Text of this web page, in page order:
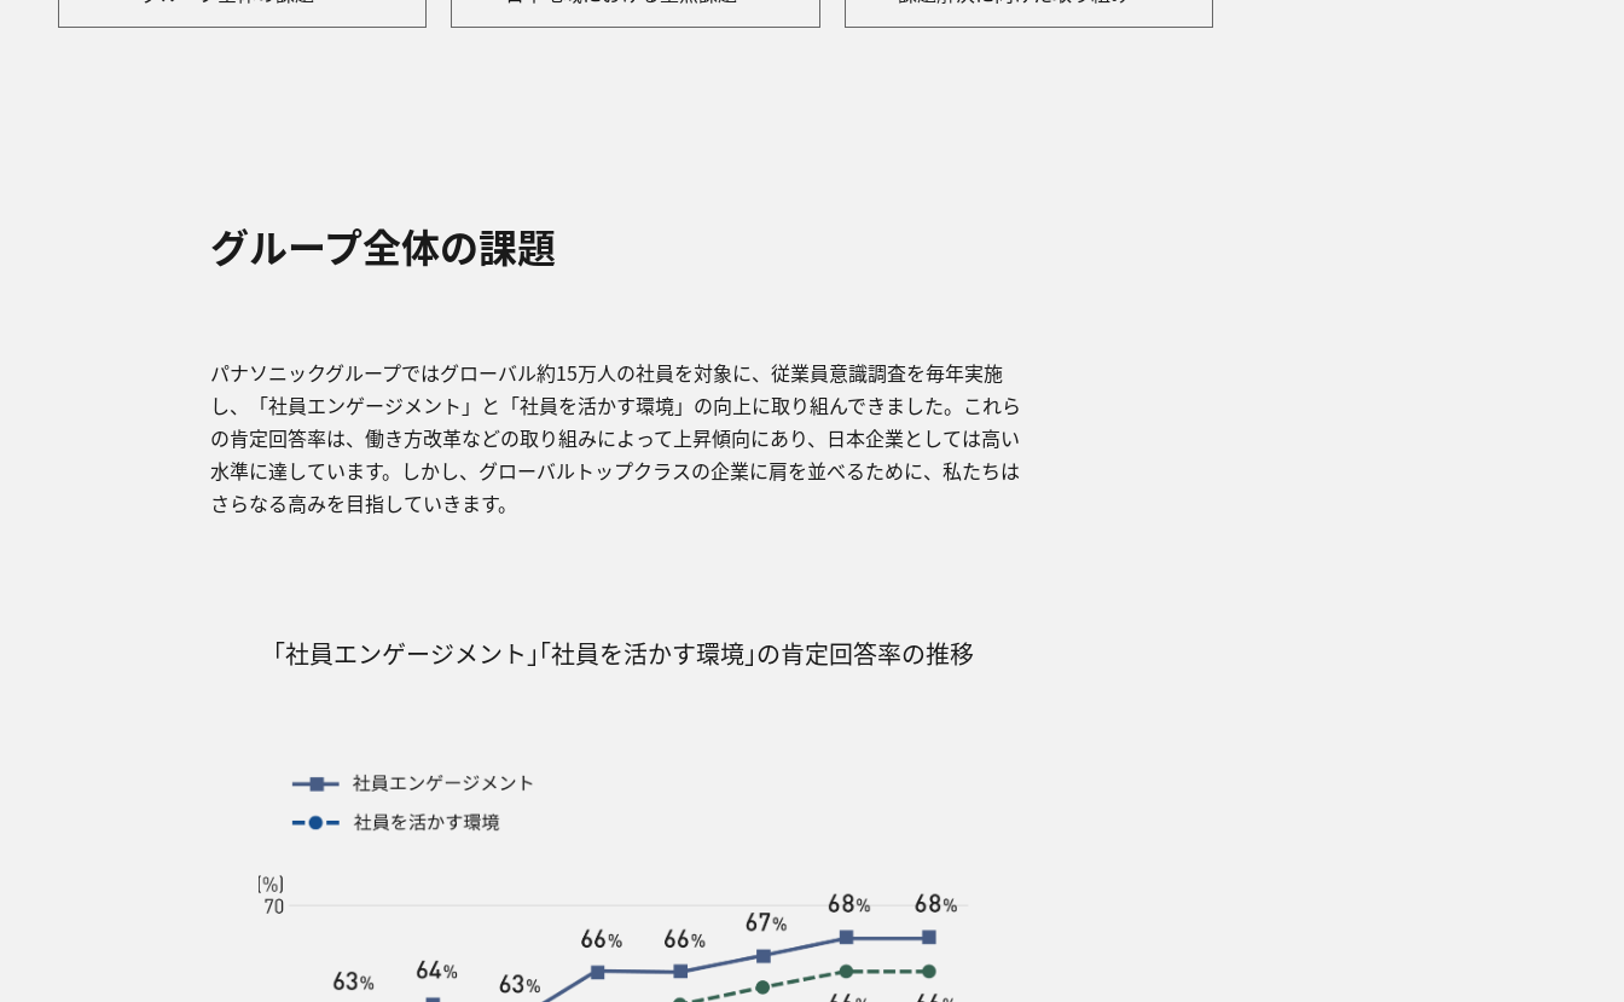
グループ全体の課題
パナソニックグループではグローバル約15万⼈の社員を対象に、従業員意識調査を毎年実施
し、「社員エンゲージメント」と「社員を活かす環境」の向上に取り組んできました。これら
の肯定回答率は、働き⽅改⾰などの取り組みによって上昇傾向にあり、⽇本企業としては⾼い
⽔準に達しています。しかし、グローバルトップクラスの企業に肩を並べるために、私たちは
さらなる⾼みを⽬指していきます。
｢社員エンゲージメント｣｢社員を活かす環境｣の肯定回答率の推移